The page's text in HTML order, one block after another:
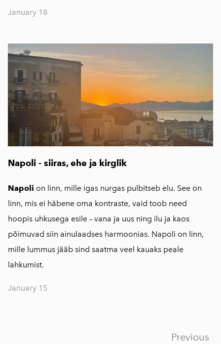
January 18
Napoli - siiras, ehe ja kirglik
Napoli on linn, mille igas nurgas pulbitseb elu. See on
linn, mis ei häbene oma kontraste, vaid toob need
hoopis uhkusega esile – vana ja uus ning ilu ja kaos
põimuvad siin ainulaadses harmoonias. Napoli on linn,
mille lummus jääb sind saatma veel kauaks peale
lahkumist.
January 15
Previous